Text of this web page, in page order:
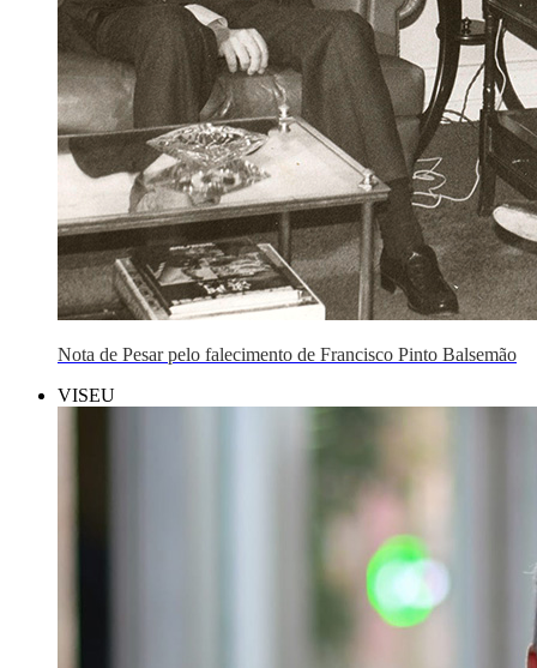
Nota de Pesar pelo falecimento de Francisco Pinto Balsemão
VISEU